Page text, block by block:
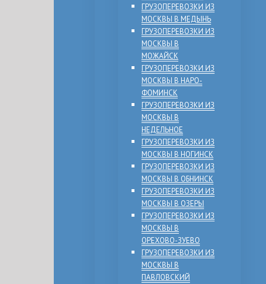
ГРУЗОПЕРЕВОЗКИ ИЗ
МОСКВЫ В МЕДЫНЬ
ГРУЗОПЕРЕВОЗКИ ИЗ
МОСКВЫ В
МОЖАЙСК
ГРУЗОПЕРЕВОЗКИ ИЗ
МОСКВЫ В НАРО-
ФОМИНСК
ГРУЗОПЕРЕВОЗКИ ИЗ
МОСКВЫ В
НЕДЕЛЬНОЕ
ГРУЗОПЕРЕВОЗКИ ИЗ
МОСКВЫ В НОГИНСК
ГРУЗОПЕРЕВОЗКИ ИЗ
МОСКВЫ В ОБНИНСК
ГРУЗОПЕРЕВОЗКИ ИЗ
МОСКВЫ В ОЗЕРЫ
ГРУЗОПЕРЕВОЗКИ ИЗ
МОСКВЫ В
ОРЕХОВО-ЗУЕВО
ГРУЗОПЕРЕВОЗКИ ИЗ
МОСКВЫ В
ПАВЛОВСКИЙ